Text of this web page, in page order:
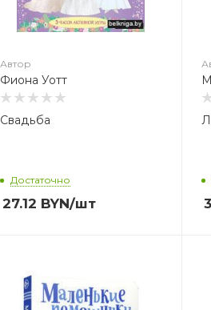
Автор
Фиона Уотт
Свадьба
Достаточно
27.12 BYN/шт